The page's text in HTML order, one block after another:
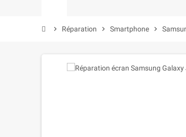
chevron_right Réparation chevron_right Smartphone chevron_right